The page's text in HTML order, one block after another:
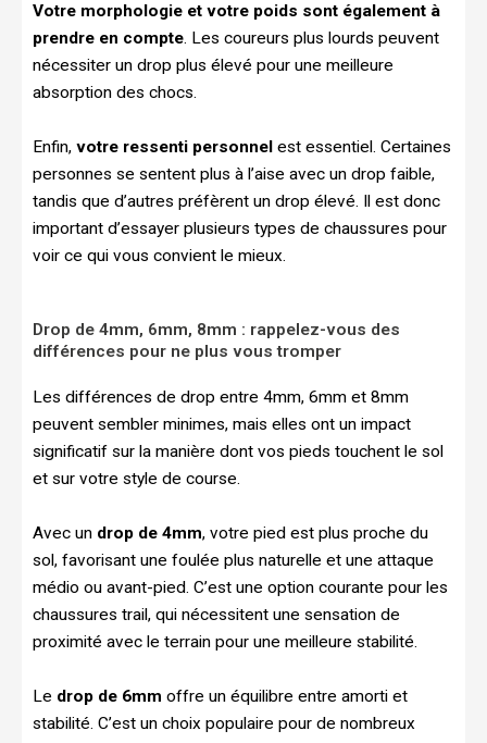
Votre morphologie et votre poids sont également à
prendre en compte. Les coureurs plus lourds peuvent
nécessiter un drop plus élevé pour une meilleure
absorption des chocs.
Enfin, votre ressenti personnel est essentiel. Certaines
personnes se sentent plus à l’aise avec un drop faible,
tandis que d’autres préfèrent un drop élevé. Il est donc
important d’essayer plusieurs types de chaussures pour
voir ce qui vous convient le mieux.
Drop de 4mm, 6mm, 8mm : rappelez-vous des
différences pour ne plus vous tromper
Les différences de drop entre 4mm, 6mm et 8mm
peuvent sembler minimes, mais elles ont un impact
significatif sur la manière dont vos pieds touchent le sol
et sur votre style de course.
Avec un drop de 4mm, votre pied est plus proche du
sol, favorisant une foulée plus naturelle et une attaque
médio ou avant-pied. C’est une option courante pour les
chaussures trail, qui nécessitent une sensation de
proximité avec le terrain pour une meilleure stabilité.
Le drop de 6mm offre un équilibre entre amorti et
stabilité. C’est un choix populaire pour de nombreux